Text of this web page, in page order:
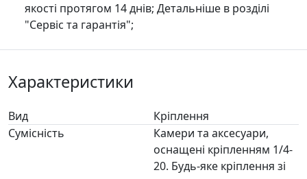
якості протягом 14 днів; Детальніше в розділі
"Сервіс та гарантія";
Характеристики
Вид
Кріплення
Сумісність
Камери та аксесуари,
оснащені кріпленням 1/4-
20. Будь-яке кріплення зі